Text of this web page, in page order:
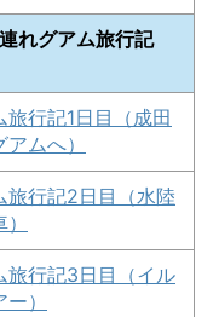
れグアム旅行記
旅行記1日目（成田
ムへ）
旅行記2日目（水陸
旅行記3日目（イル
）